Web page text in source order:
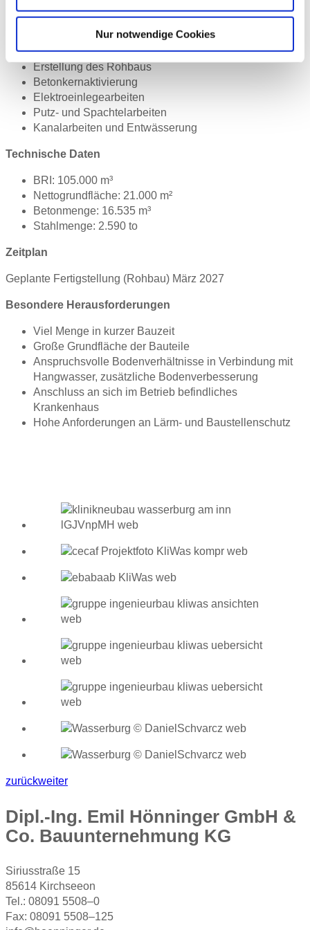
Nur notwendige Cookies
Unsere Leistungen
Erdarbeiten (Restaushub und Bodenaustausch)
Bodenverbesserung durch CSV-Verfahren
Erstellung des Rohbaus
Betonkernaktivierung
Elektroeinlegearbeiten
Putz- und Spachtelarbeiten
Kanalarbeiten und Entwässerung
Technische Daten
BRI: 105.000 m³
Nettogrundfläche: 21.000 m²
Betonmenge: 16.535 m³
Stahlmenge: 2.590 to
Zeitplan
Geplante Fertigstellung (Rohbau) März 2027
Besondere Herausforderungen
Viel Menge in kurzer Bauzeit
Große Grundfläche der Bauteile
Anspruchsvolle Bodenverhältnisse in Verbindung mit
Hangwasser, zusätzliche Bodenverbesserung
Anschluss an sich im Betrieb befindliches
Krankenhaus
Hohe Anforderungen an Lärm- und Baustellenschutz
zurückweiter
Dipl.-Ing. Emil Hönninger GmbH &
Co. Bauunternehmung KG
Siriusstraße 15
85614 Kirchseeon
Tel.: 08091 5508–0
Fax: 08091 5508–125